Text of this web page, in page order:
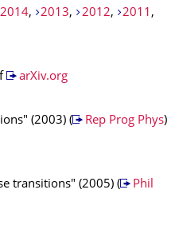
2014, 2013, 2012, 2011 ,
arXiv.org
(2003) ( Rep Prog Phys)
transitions" (2005) (
Phil